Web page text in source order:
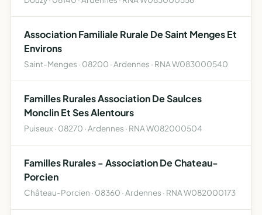
Association Familiale Rurale De Saint Menges Et
Environs
Saint-Menges · 08200 · Ardennes · RNA W083000540
Familles Rurales Association De Saulces
Monclin Et Ses Alentours
Puiseux · 08270 · Ardennes · RNA W082000504
Familles Rurales - Association De Chateau-
Porcien
Château-Porcien · 08360 · Ardennes · RNA W082000173